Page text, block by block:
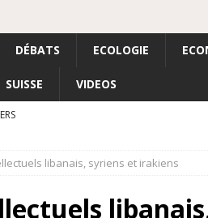
DÉBATS ECOLOGIE
SUISSE VIDEOS
Cisjordanie et à Gaza
libanais, syriens et irakiens